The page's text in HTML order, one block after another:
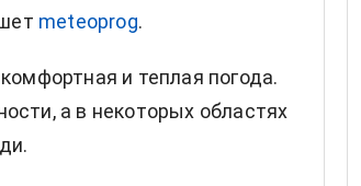
meteoprog.
и теплая погода.
а в некоторых областях